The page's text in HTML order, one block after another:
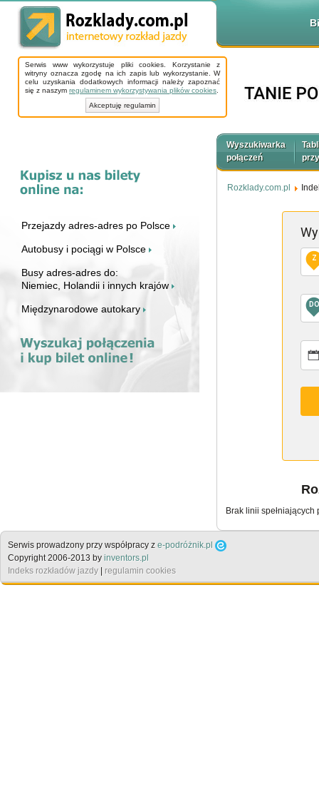
Serwis www wykorzystuje pliki cookies. Korzystanie z
witryny oznacza zgodę na ich zapis lub wykorzystanie. W
celu uzyskania dodatkowych informacji należy zapoznać
się z naszym regulaminem wykorzystywania plików cookies
Akceptuję regulamin
Przejazdy adres-adres po Polsce
Autobusy i pociągi w Polsce
Busy adres-adres do:
Niemiec, Holandii i innych krajów
Międzynarodowe autokary
Wyszukiwarka
połączeń
Rozklady.com.pl
Z
DO
Brak linii spełniających
Serwis prowadzony przy współpracy z e-podróżnik.pl
Copyright 2006-2013 by inventors.pl
Indeks rozkładów jazdy
regulamin cookies